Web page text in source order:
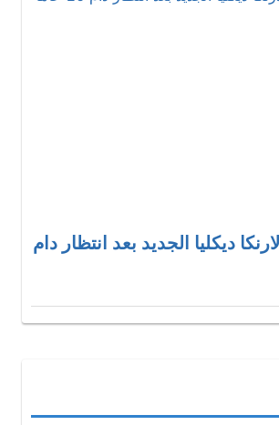
ديكليا الجديد بعد انتظار دام